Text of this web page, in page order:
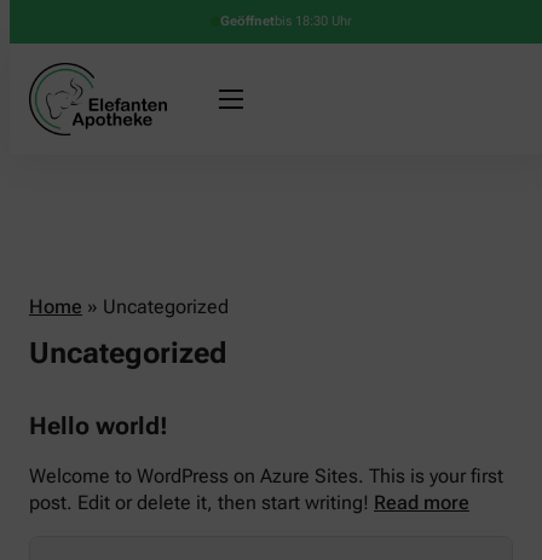
Geöffnetbis 18:30 Uhr
Home » Uncategorized
Uncategorized
Hello world!
Welcome to WordPress on Azure Sites. This is your first
post. Edit or delete it, then start writing! Read more